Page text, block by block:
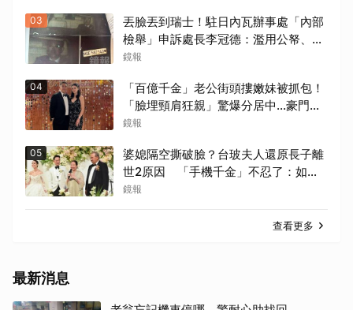
03
丟臉丟到瑞士！駐日內瓦辦事處「內部
檢舉」申訴處長李冠德：濫用公帑、職
場霸凌、超速仔拒繳罰單 外交部要查
鏡報
04
「百億千金」老公街頭摟嫩妹被抓包！
「臉埋頸肩狂親」驚爆分居中...豪門婚
變+1
鏡報
05
婆媳隔空撕破臉？台玻夫人還原長子離
世2原因 「手機千金」不忍了：如其
說還需要離開嗎？
鏡報
查看更多
最新消息